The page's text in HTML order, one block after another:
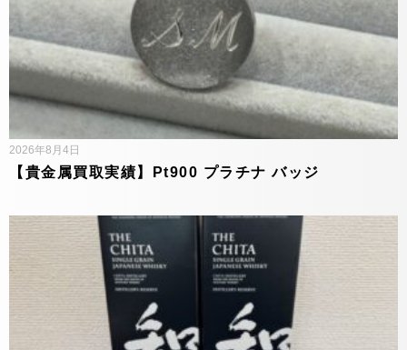
【貴金属買取実績】Pt900 プラチナ バッジ
2026年8月4日